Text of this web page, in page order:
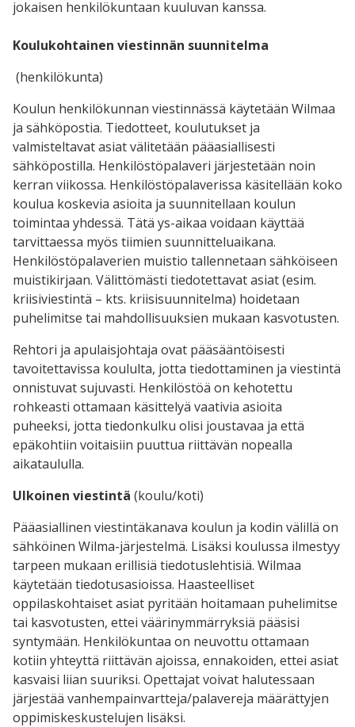
jokaisen henkilökuntaan kuuluvan kanssa.
Koulukohtainen viestinnän suunnitelma
(henkilökunta)
Koulun henkilökunnan viestinnässä käytetään Wilmaa
ja sähköpostia. Tiedotteet, koulutukset ja
valmisteltavat asiat välitetään pääasiallisesti
sähköpostilla. Henkilöstöpalaveri järjestetään noin
kerran viikossa. Henkilöstöpalaverissa käsitellään koko
koulua koskevia asioita ja suunnitellaan koulun
toimintaa yhdessä. Tätä ys-aikaa voidaan käyttää
tarvittaessa myös tiimien suunnitteluaikana.
Henkilöstöpalaverien muistio tallennetaan sähköiseen
muistikirjaan. Välittömästi tiedotettavat asiat (esim.
kriisiviestintä – kts. kriisisuunnitelma) hoidetaan
puhelimitse tai mahdollisuuksien mukaan kasvotusten.
Rehtori ja apulaisjohtaja ovat pääsääntöisesti
tavoitettavissa koululta, jotta tiedottaminen ja viestintä
onnistuvat sujuvasti. Henkilöstöä on kehotettu
rohkeasti ottamaan käsittelyä vaativia asioita
puheeksi, jotta tiedonkulku olisi joustavaa ja että
epäkohtiin voitaisiin puuttua riittävän nopealla
aikataululla.
Ulkoinen viestintä (koulu/koti)
Pääasiallinen viestintäkanava koulun ja kodin välillä on
sähköinen Wilma-järjestelmä. Lisäksi koulussa ilmestyy
tarpeen mukaan erillisiä tiedotuslehtisiä. Wilmaa
käytetään tiedotusasioissa. Haasteelliset
oppilaskohtaiset asiat pyritään hoitamaan puhelimitse
tai kasvotusten, ettei väärinymmärryksiä pääsisi
syntymään. Henkilökuntaa on neuvottu ottamaan
kotiin yhteyttä riittävän ajoissa, ennakoiden, ettei asiat
kasvaisi liian suuriksi. Opettajat voivat halutessaan
järjestää vanhempainvartteja/palavereja määrättyjen
oppimiskeskustelujen lisäksi.